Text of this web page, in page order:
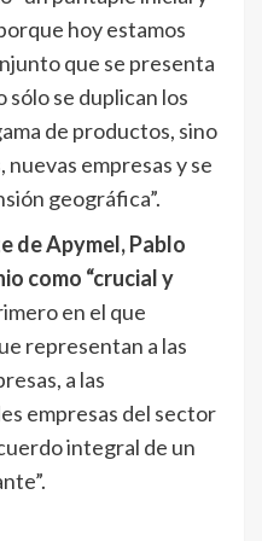
hoy estamos
que se presenta
sólo se duplican los
de productos, sino
empresas y se
geográfica”.
de Apymel, Pablo
como “crucial y
en el que
representan a las
a las
empresas del sector
integral de un